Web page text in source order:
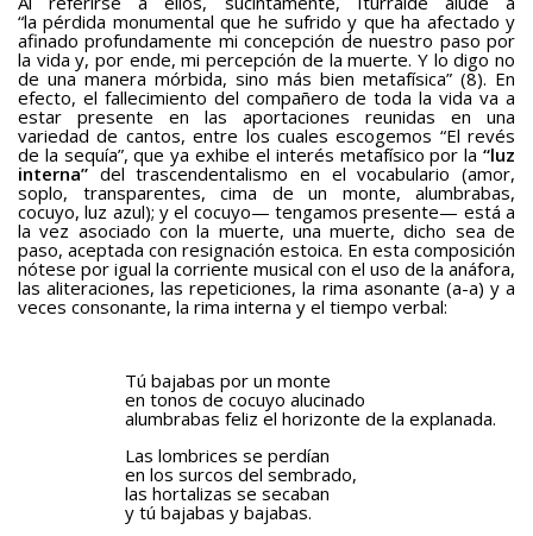
“la pérdida monumental que he sufrido y que ha afectado y
afinado profundamente mi concepción de nuestro paso por
la vida y, por ende, mi percepción de la muerte. Y lo digo no
de una manera mórbida, sino más bien metafísica” (8). En
efecto, el fallecimiento del compañero de toda la vida va a
estar presente en las aportaciones reunidas en una
variedad de cantos, entre los cuales escogemos “El revés
de la sequía”, que ya exhibe el interés metafísico por la “luz
interna”del trascendentalismo en el vocabulario (amor,
soplo, transparentes, cima de un monte, alumbrabas,
cocuyo, luz azul); y el cocuyo— tengamos presente— está a
la vez asociado con la muerte, una muerte, dicho sea de
paso, aceptada con resignación estoica. En esta composición
nótese por igual la corriente musical con el uso de la anáfora,
las aliteraciones, las repeticiones, la rima asonante (a-a) y a
veces consonante, la rima interna y el tiempo verbal:
Tú bajabas por un monte
en tonos de cocuyo alucinado
alumbrabas feliz el horizonte de la explanada.
Las lombrices se perdían
en los surcos del sembrado,
las hortalizas se secaban
y tú bajabas y bajabas.